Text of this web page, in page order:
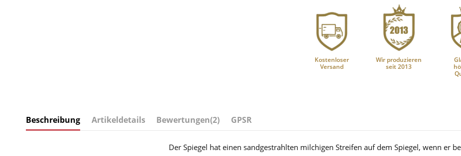
Kostenloser
Versand
Wir produzieren
seit 2013
Beschreibung Artikeldetails Bewertungen(2) GPSR
Der Spiegel hat einen sandgestrahlten milchigen Streifen auf dem Spiegel, wenn er